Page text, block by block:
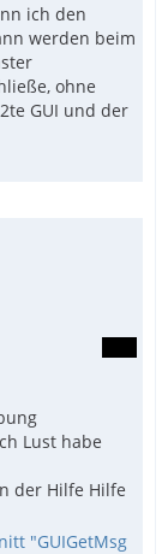
ich den
werden beim
ohne
GUI und der
Lust habe
der Hilfe Hilfe
"GUIGetMsg